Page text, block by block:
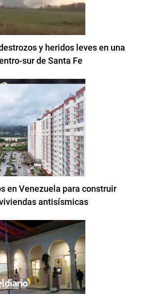
y heridos leves en una
sur de Santa Fe
en Venezuela para construir
antisísmicas